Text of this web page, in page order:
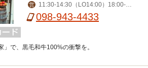
日、祝 夜・火
営
11:30-14:30（LO14:00）18:00-0:
00（LO23:30）
098-943-4433
で、黒毛和牛100%の衝撃を。